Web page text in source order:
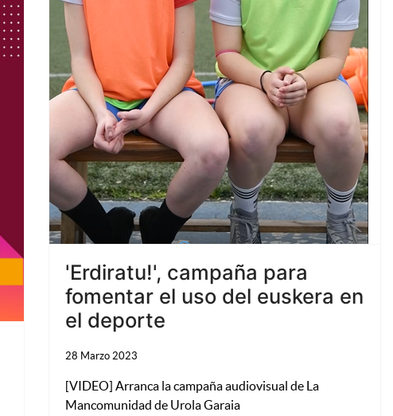
'Erdiratu!', campaña para
fomentar el uso del euskera en
el deporte
28 Marzo 2023
[VIDEO] Arranca la campaña audiovisual de La
Mancomunidad de Urola Garaia